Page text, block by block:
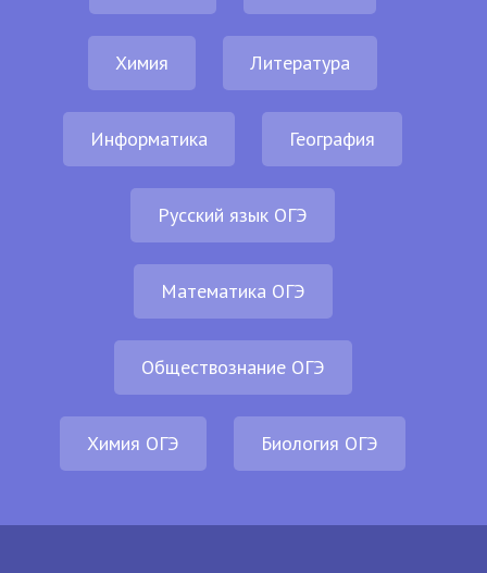
Химия Литература
Информатика География
Русский язык ОГЭ
Математика ОГЭ
Обществознание ОГЭ
Химия ОГЭ Биология ОГЭ